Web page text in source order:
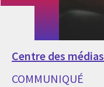
Centre des médias
COMMUNIQUÉ